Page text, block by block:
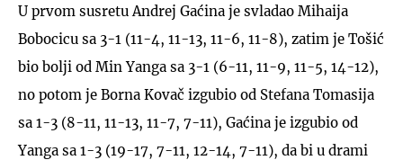
U prvom susretu Andrej Gaćina je svladao Mihaija
Bobocicu sa 3-1 (11-4, 11-13, 11-6, 11-8), zatim je Tošić
bio bolji od Min Yanga sa 3-1 (6-11, 11-9, 11-5, 14-12),
no potom je Borna Kovač izgubio od Stefana Tomasija
sa 1-3 (8-11, 11-13, 11-7, 7-11), Gaćina je izgubio od
Yanga sa 1-3 (19-17, 7-11, 12-14, 7-11), da bi u drami